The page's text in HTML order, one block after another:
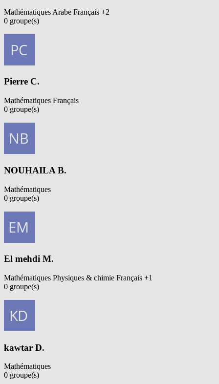
Mathématiques Arabe Français +2
0 groupe(s)
Pierre C.
Mathématiques Français
0 groupe(s)
NOUHAILA B.
Mathématiques
0 groupe(s)
El mehdi M.
Mathématiques Physiques & chimie Français +1
0 groupe(s)
kawtar D.
Mathématiques
0 groupe(s)